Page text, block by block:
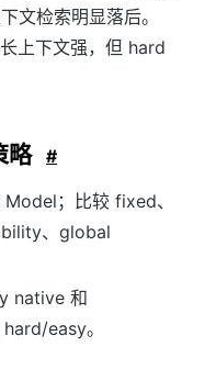
文检索明显落后。
上下文强，但 hard
略 #
；比较 fixed、
、global
native 和
easy。